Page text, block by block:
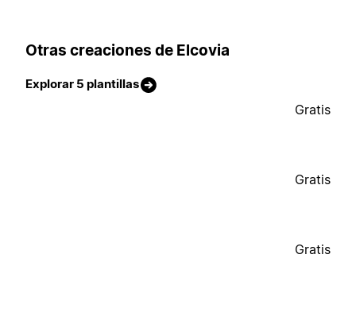
Otras creaciones de Elcovia
Explorar 5 plantillas
Gratis
Gratis
Gratis